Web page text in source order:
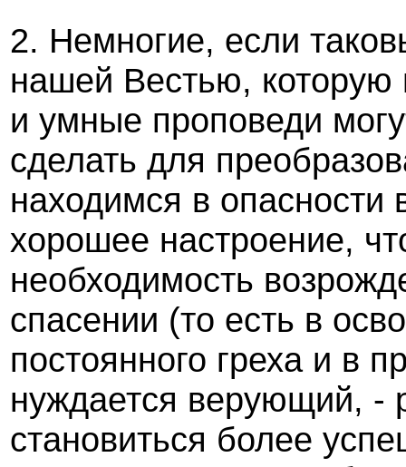
2. Немногие, если
нашей Вестью,
и умные проповеди
сделать для
находимся в опасности
хорошее настроение,
необходимость
спасении (то есть в
постоянного греха и в
нуждается верующий, -
становиться более